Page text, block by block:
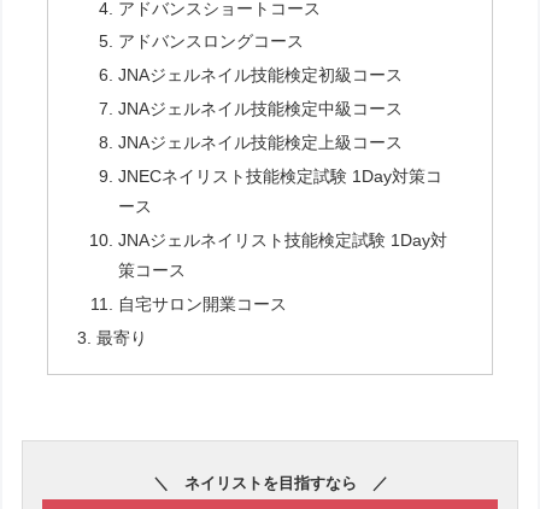
アドバンスショートコース
アドバンスロングコース
JNAジェルネイル技能検定初級コース
JNAジェルネイル技能検定中級コース
JNAジェルネイル技能検定上級コース
JNECネイリスト技能検定試験 1Day対策コ
ース
JNAジェルネイリスト技能検定試験 1Day対
策コース
自宅サロン開業コース
最寄り
＼ ネイリストを目指すなら ／